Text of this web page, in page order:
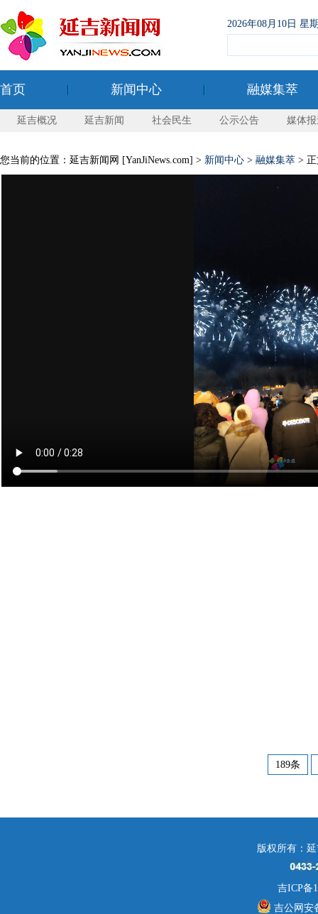
2026年08月10日 星
首页 新闻中心 融媒集萃
延吉概况 延吉新闻 社会民生 公示公告 媒体
您当前的位置：延吉新闻网 [YanJiNews.com] > 新闻中心 > 融媒集萃 >
189条
版权所有：
吉ICP备
吉公网安